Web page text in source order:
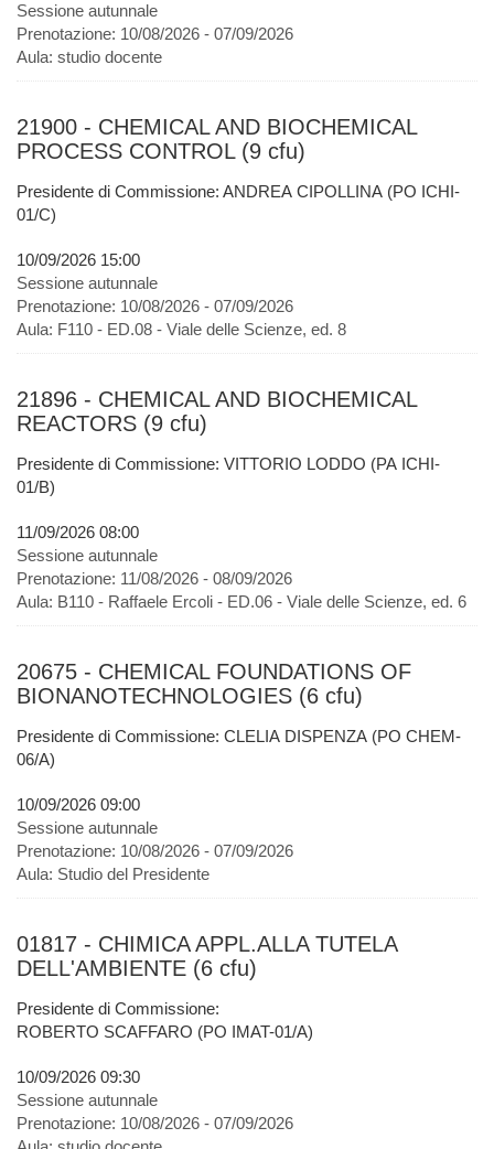
Sessione autunnale
Prenotazione: 10/08/2026 - 07/09/2026
Aula: studio docente
21900 - CHEMICAL AND BIOCHEMICAL
PROCESS CONTROL (9 cfu)
Presidente di Commissione: ANDREA CIPOLLINA (PO ICHI-
01/C)
10/09/2026 15:00
Sessione autunnale
Prenotazione: 10/08/2026 - 07/09/2026
Aula: F110 - ED.08 - Viale delle Scienze, ed. 8
21896 - CHEMICAL AND BIOCHEMICAL
REACTORS (9 cfu)
Presidente di Commissione: VITTORIO LODDO (PA ICHI-
01/B)
11/09/2026 08:00
Sessione autunnale
Prenotazione: 11/08/2026 - 08/09/2026
Aula: B110 - Raffaele Ercoli - ED.06 - Viale delle Scienze, ed. 6
20675 - CHEMICAL FOUNDATIONS OF
BIONANOTECHNOLOGIES (6 cfu)
Presidente di Commissione: CLELIA DISPENZA (PO CHEM-
06/A)
10/09/2026 09:00
Sessione autunnale
Prenotazione: 10/08/2026 - 07/09/2026
Aula: Studio del Presidente
01817 - CHIMICA APPL.ALLA TUTELA
DELL'AMBIENTE (6 cfu)
Presidente di Commissione:
ROBERTO SCAFFARO (PO IMAT-01/A)
10/09/2026 09:30
Sessione autunnale
Prenotazione: 10/08/2026 - 07/09/2026